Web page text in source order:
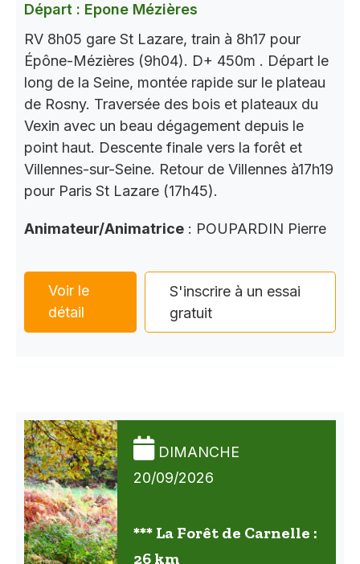
Départ : Epone Mézières
RV 8h05 gare St Lazare, train à 8h17 pour
Épône-Mézières (9h04). D+ 450m . Départ le
long de la Seine, montée rapide sur le plateau
de Rosny. Traversée des bois et plateaux du
Vexin avec un beau dégagement depuis le
point haut. Descente finale vers la forêt et
Villennes-sur-Seine. Retour de Villennes à17h19
pour Paris St Lazare (17h45).
Animateur/Animatrice : POUPARDIN Pierre
Voir le
détail
S'inscrire à un essai
gratuit
DIMANCHE
20/09/2026
*** La Forêt de Carnelle :
26 km